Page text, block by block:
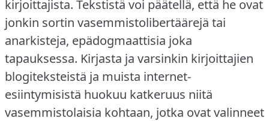
kirjoittajista. Tekstistä voi päätellä, että he ovat
jonkin sortin vasemmistolibertäärejä tai
anarkisteja, epädogmaattisia joka
tapauksessa. Kirjasta ja varsinkin kirjoittajien
blogiteksteistä ja muista internet-
esiintymisistä huokuu katkeruus niitä
vasemmistolaisia kohtaan, jotka ovat valinneet